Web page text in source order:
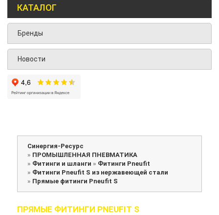
КАТАЛОГ
Бренды
Новости
Синергия-Ресурс
» ПРОМЫШЛЕННАЯ ПНЕВМАТИКА
» Фитинги и шланги » Фитинги Pneufit
» Фитинги Pneufit S из нержавеющей стали
» Прямые фитинги Pneufit S
ПРЯМЫЕ ФИТИНГИ PNEUFIT S